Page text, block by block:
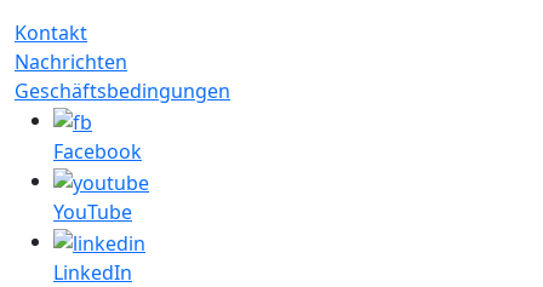
Kontakt
Nachrichten
Geschäftsbedingungen
Facebook
YouTube
LinkedIn